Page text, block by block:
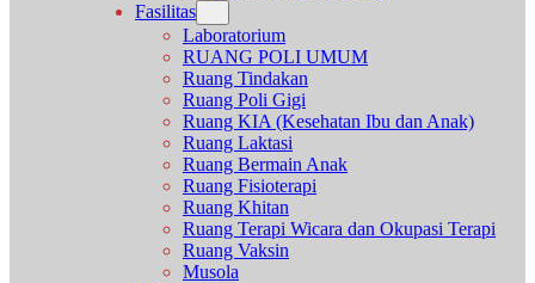
Fasilitas
Laboratorium
RUANG POLI UMUM
Ruang Tindakan
Ruang Poli Gigi
Ruang KIA (Kesehatan Ibu dan Anak)
Ruang Laktasi
Ruang Bermain Anak
Ruang Fisioterapi
Ruang Khitan
Ruang Terapi Wicara dan Okupasi Terapi
Ruang Vaksin
Musola